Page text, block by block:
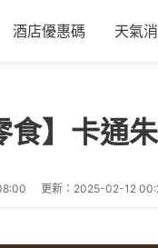
酒店優惠碼 天氣
食】卡
更新： 2025-02-12